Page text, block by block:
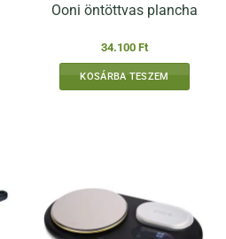
Ooni öntöttvas plancha
34.100 Ft
KOSÁRBA TESZEM